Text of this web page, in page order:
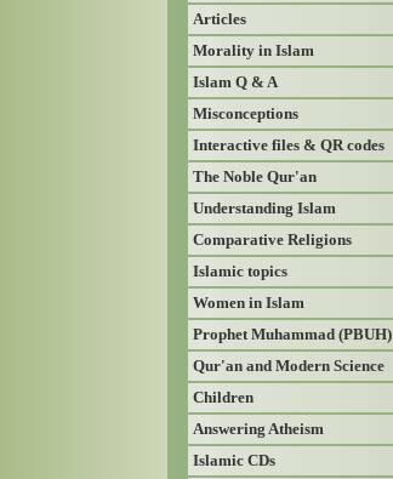
Articles
Morality in Islam
Islam Q & A
Misconceptions
Interactive files & QR codes
The Noble Qur'an
Understanding Islam
Comparative Religions
Islamic topics
Women in Islam
Prophet Muhammad (PBUH)
Qur'an and Modern Science
Children
Answering Atheism
Islamic CDs